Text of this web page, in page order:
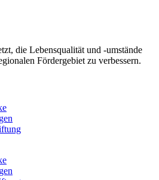
die Lebensqualität und -umstände
Fördergebiet zu verbessern.